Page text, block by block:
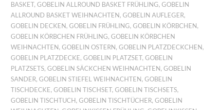
BASKET,GOBELIN ALLROUND BASKET FRÜHLING,GOBELIN
ALLROUND BASKET WEIHNACHTEN,GOBELIN AUFLEGER,
GOBELIN DECKEN,GOBELIN FRÜHLING,GOBELIN KÖRBCHEN,
GOBELIN KÖRBCHEN FRÜHLING,GOBELIN KÖRBCHEN
WEIHNACHTEN,GOBELIN OSTERN,GOBELIN PLATZDECKCHEN,
GOBELIN PLATZDECKE,GOBELIN PLATZSET,GOBELIN
PLATZSETS,GOBELIN SÄCKCHEN WEIHNACHTEN,GOBELIN
SANDER,GOBELIN STIEFEL WEIHNACHTEN,GOBELIN
TISCHDECKE,GOBELIN TISCHSET,GOBELIN TISCHSETS,
GOBELIN TISCHTUCH,GOBELIN TISCHTÜCHER,GOBELIN